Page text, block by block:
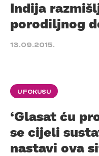
Indija
porodiljnog
13.09.2015.
U FOKUSU
‘Glasat ću
se cijeli
nastavi ova